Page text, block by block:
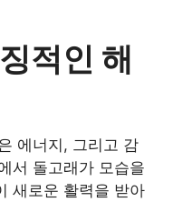
적인 해
에너지, 그리고 감
서 돌고래가 모습을
새로운 활력을 받아